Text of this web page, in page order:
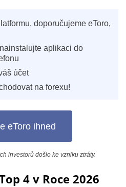
doporučujeme eToro,
aplikaci do
účet
na forexu!
eToro ihned
investorů došlo ke vzniku ztráty.
4 v Roce 2026